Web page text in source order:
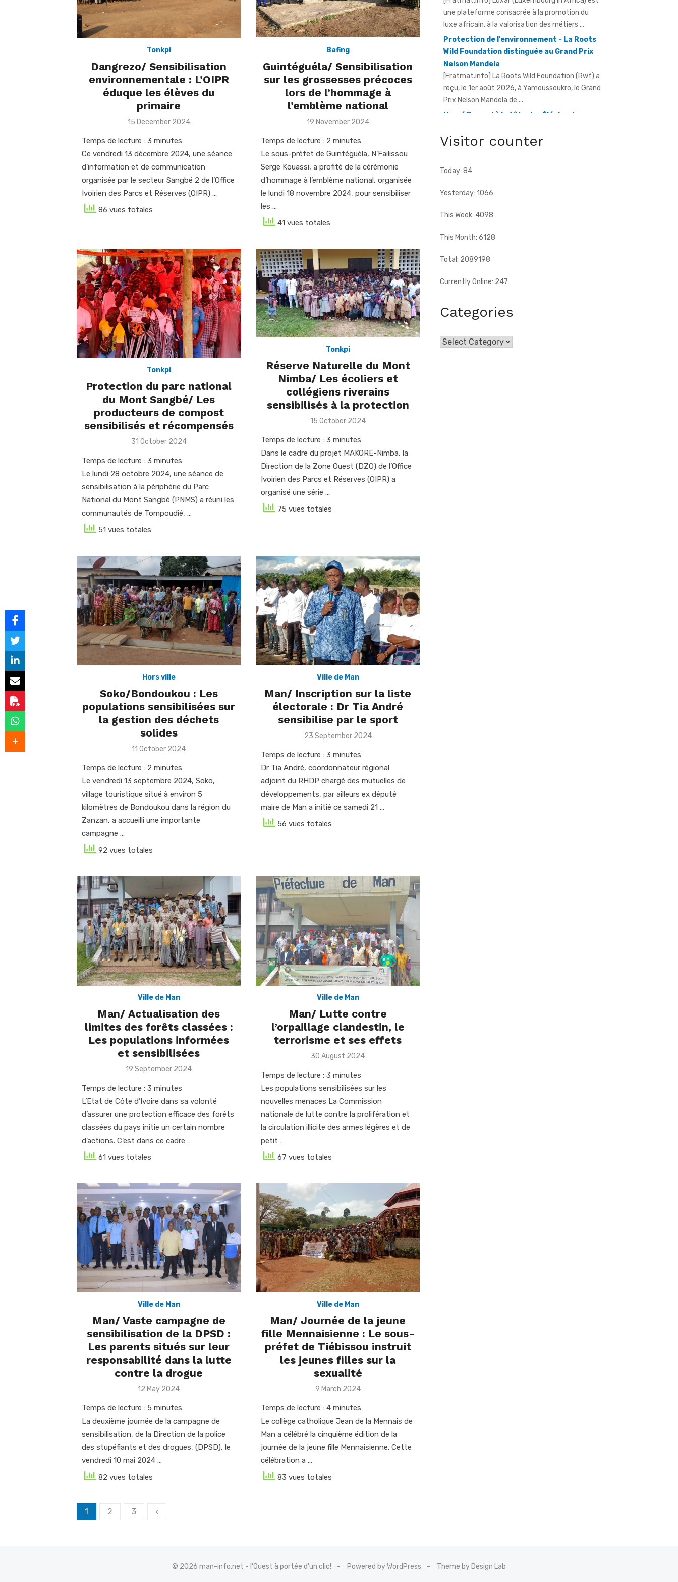
Tonkpi
Dangrezo/ Sensibilisation
environnementale : L’OIPR
éduque les élèves du
primaire
Posted
15 December 2024
Temps de lecture : 3 minutes
Ce vendredi 13 décembre 2024, une séance
d’information et de communication
organisée par le secteur Sangbé 2 de l’Office
Ivoirien des Parcs et Réserves (OIPR) …
86 vues totales
Bafing
Guintéguéla/ Sensibilisation
sur les grossesses précoces
lors de l’hommage à
l’emblème national
Posted
19 November 2024
Temps de lecture : 2 minutes
Le sous-préfet de Guintéguéla, N’Failissou
Serge Kouassi, a profité de la cérémonie
d’hommage à l’emblème national, organisée
le lundi 18 novembre 2024, pour sensibiliser
les …
41 vues totales
Tonkpi
Protection du parc national
du Mont Sangbé/ Les
producteurs de compost
sensibilisés et récompensés
Posted
31 October 2024
Temps de lecture : 3 minutes
Le lundi 28 octobre 2024, une séance de
sensibilisation à la périphérie du Parc
National du Mont Sangbé (PNMS) a réuni les
communautés de Tompoudié, …
51 vues totales
Tonkpi
Réserve Naturelle du Mont
Nimba/ Les écoliers et
collégiens riverains
sensibilisés à la protection
Posted
15 October 2024
Temps de lecture : 3 minutes
Dans le cadre du projet MAKORE-Nimba, la
Direction de la Zone Ouest (DZO) de l’Office
Ivoirien des Parcs et Réserves (OIPR) a
organisé une série …
75 vues totales
Hors ville
Soko/Bondoukou : Les
populations sensibilisées sur
la gestion des déchets
solides
Posted
11 October 2024
Temps de lecture : 2 minutes
Le vendredi 13 septembre 2024, Soko,
village touristique situé à environ 5
kilomètres de Bondoukou dans la région du
Zanzan, a accueilli une importante
campagne …
92 vues totales
Ville de Man
Man/ Inscription sur la liste
électorale : Dr Tia André
sensibilise par le sport
Posted
23 September 2024
Temps de lecture : 3 minutes
Dr Tia André, coordonnateur régional
adjoint du RHDP chargé des mutuelles de
développements, par ailleurs ex député
maire de Man a initié ce samedi 21 …
56 vues totales
Ville de Man
Man/ Actualisation des
limites des forêts classées :
Les populations informées
et sensibilisées
Posted
19 September 2024
Temps de lecture : 3 minutes
L’Etat de Côte d’Ivoire dans sa volonté
d’assurer une protection efficace des forêts
classées du pays initie un certain nombre
d’actions. C’est dans ce cadre …
61 vues totales
Ville de Man
Man/ Lutte contre
l’orpaillage clandestin, le
terrorisme et ses effets
Posted
30 August 2024
Temps de lecture : 3 minutes
Les populations sensibilisées sur les
nouvelles menaces La Commission
nationale de lutte contre la prolifération et
la circulation illicite des armes légères et de
petit …
67 vues totales
Ville de Man
Man/ Vaste campagne de
sensibilisation de la DPSD :
Les parents situés sur leur
responsabilité dans la lutte
contre la drogue
Posted
12 May 2024
Temps de lecture : 5 minutes
La deuxième journée de la campagne de
sensibilisation, de la Direction de la police
des stupéfiants et des drogues, (DPSD), le
vendredi 10 mai 2024 …
82 vues totales
Ville de Man
Man/ Journée de la jeune
fille Mennaisienne : Le sous-
préfet de Tiébissou instruit
les jeunes filles sur la
sexualité
Posted
9 March 2024
Temps de lecture : 4 minutes
Le collège catholique Jean de la Mennais de
Man a célébré la cinquième édition de la
journée de la jeune fille Mennaisienne. Cette
célébration a …
83 vues totales
Posts
1 2 3 ‹
luxe africain, à la valorisation des métiers ...
Protection de l'environnement - La Roots
Wild Foundation distinguée au Grand Prix
Nelson Mandela
[Fratmat.info] La Roots Wild Foundation (Rwf) a
reçu, le 1er août 2026, à Yamoussoukro, le Grand
Prix Nelson Mandela de ...
Hervé Renard à la tête des Éléphants -
Idriss Diallo justifie son choix
football africain et la capacité d'adaptation du
Visitor counter
Today: 84
Yesterday: 1066
This Week: 4098
This Month: 6128
Total: 2089198
Currently Online: 247
Categories
Categories
© 2026 man-info.net - l'Ouest à portée d'un clic! Powered by WordPress Theme by Design Lab